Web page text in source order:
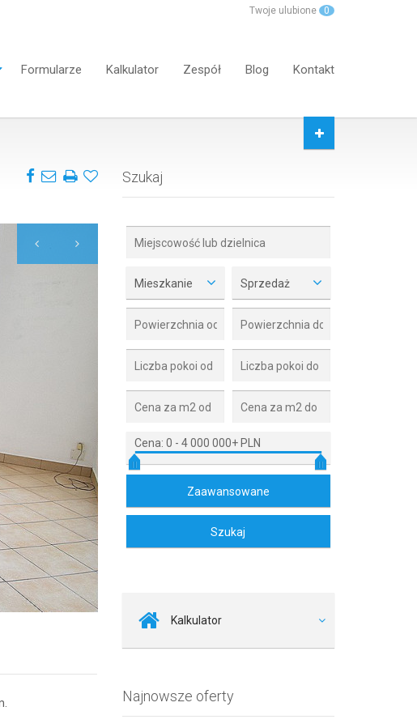
Twoje ulubione 0
Formularze Kalkulator Zespół Blog Kontakt
Szukaj
Mieszkanie Sprzedaż
Cena: 0 - 4 000 000+ PLN
Kalkulator
Najnowsze oferty